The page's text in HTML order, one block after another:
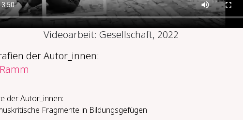
Videoarbeit: Gesellschaft, 2022
der Autor_innen:
der Autor_innen:
Fragmente in Bildungsgefügen